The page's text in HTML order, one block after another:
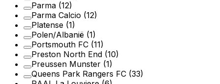
Parma (12)
Parma Calcio (12)
Platense (1)
Polen/Albanië (1)
Portsmouth FC (11)
Preston North End (10)
Preussen Munster (1)
Queens Park Rangers FC (33)